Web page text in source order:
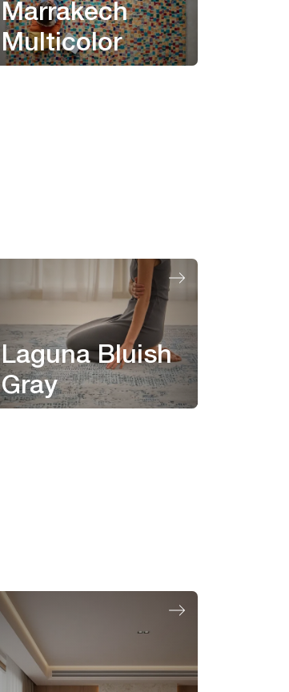
Marrakech
Multicolor
Laguna Bluish
Gray